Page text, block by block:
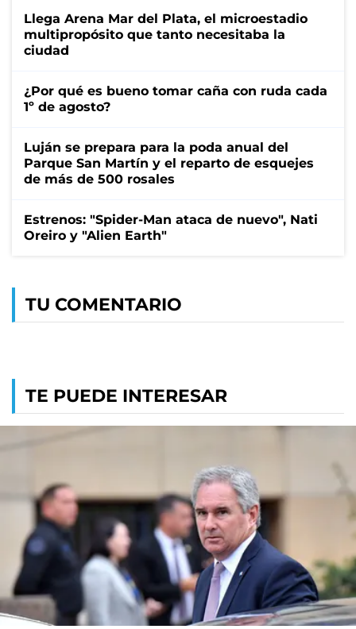
Llega Arena Mar del Plata, el microestadio
multipropósito que tanto necesitaba la
ciudad
¿Por qué es bueno tomar caña con ruda cada
1º de agosto?
Luján se prepara para la poda anual del
Parque San Martín y el reparto de esquejes
de más de 500 rosales
Estrenos: "Spider-Man ataca de nuevo", Nati
Oreiro y "Alien Earth"
TU COMENTARIO
TE PUEDE INTERESAR